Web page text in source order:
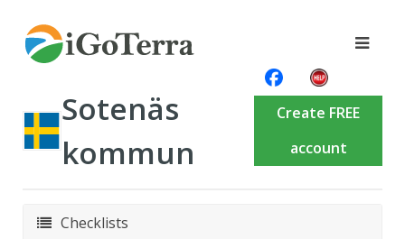
Sotenäs
kommun
Create FREE
account
Checklists